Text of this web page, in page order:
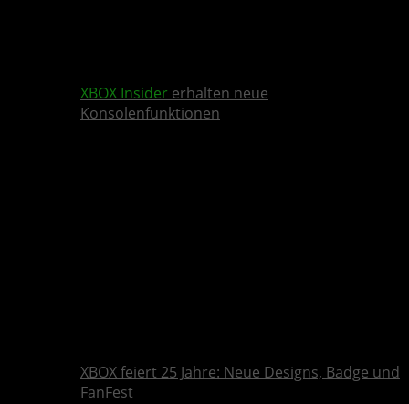
XBOX Insider erhalten neue
Konsolenfunktionen
XBOX feiert 25 Jahre: Neue Designs, Badge und
FanFest